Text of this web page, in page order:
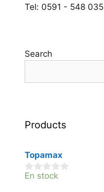
Tel: 0591 - 548 035
Search
Products
Topamax
0
En stock